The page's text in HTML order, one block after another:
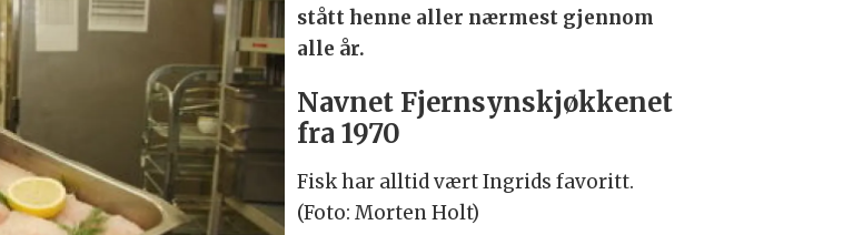
stått henne aller nærmest gjennom
alle år.
Navnet Fjernsynskjøkkenet
fra 1970
Fisk har alltid vært Ingrids favoritt.
(Foto: Morten Holt)